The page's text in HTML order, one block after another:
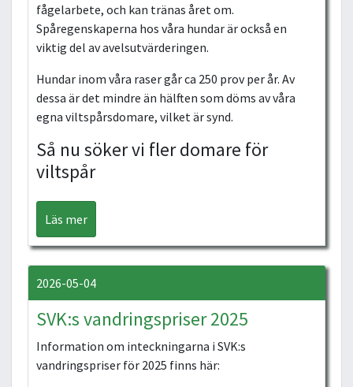
fågelarbete, och kan tränas året om.
Spåregenskaperna hos våra hundar är också en
viktig del av avelsutvärderingen.
Hundar inom våra raser går ca 250 prov per år. Av
dessa är det mindre än hälften som döms av våra
egna viltspårsdomare, vilket är synd.
Så nu söker vi fler domare för
viltspår
Läs mer
2026-05-04
SVK:s vandringspriser 2025
Information om inteckningarna i SVK:s
vandringspriser för 2025 finns här: